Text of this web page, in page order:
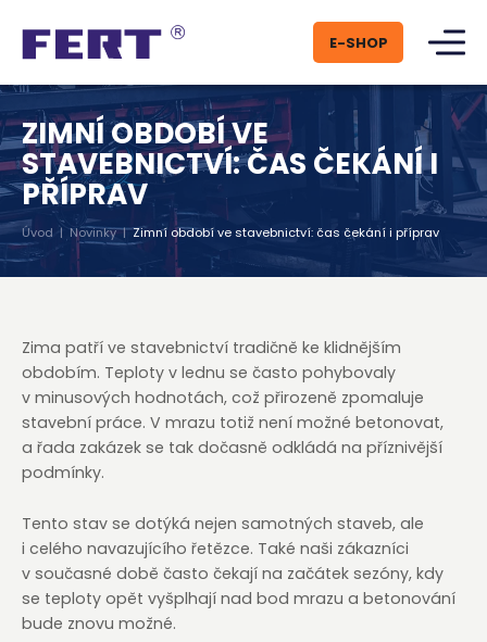
E-SHOP
ZIMNÍ OBDOBÍ VE
STAVEBNICTVÍ: ČAS ČEKÁNÍ I
PŘÍPRAV
Úvod | Novinky|Zimní období ve stavebnictví: čas čekání i příprav
Zima patří ve stavebnictví tradičně ke klidnějším
obdobím. Teploty v lednu se často pohybovaly
v minusových hodnotách, což přirozeně zpomaluje
stavební práce. V mrazu totiž není možné betonovat,
a řada zakázek se tak dočasně odkládá na příznivější
podmínky.
Tento stav se dotýká nejen samotných staveb, ale
i celého navazujícího řetězce. Také naši zákazníci
v současné době často čekají na začátek sezóny, kdy
se teploty opět vyšplhají nad bod mrazu a betonování
bude znovu možné.